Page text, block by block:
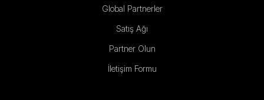
Global Partnerler
Satış Ağı
Partner Olun
İletişim Formu